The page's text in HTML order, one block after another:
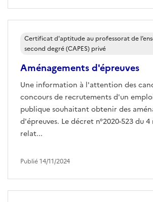
Aménagements d'épreuves
Une information à l'attention des
concours de recrutements d'un
publique souhaitant obtenir des
d'épreuves. Le décret n°2020-523 du 4
relat...
Certificat d'aptitude au professorat de
second degré (CAPES) privé
Publié 14/11/2024